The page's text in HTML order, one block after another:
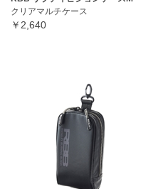
クリアマルチケース
￥2,640